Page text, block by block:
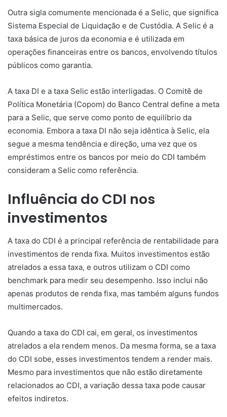
Outra sigla comumente mencionada é a Selic, que significa
Sistema Especial de Liquidação e de Custódia. A Selic é a
taxa básica de juros da economia e é utilizada em
operações financeiras entre os bancos, envolvendo títulos
públicos como garantia.
A taxa DI e a taxa Selic estão interligadas. O Comitê de
Política Monetária (Copom) do Banco Central define a meta
para a Selic, que serve como ponto de equilíbrio da
economia. Embora a taxa DI não seja idêntica à Selic, ela
segue a mesma tendência e direção, uma vez que os
empréstimos entre os bancos por meio do CDI também
consideram a Selic como referência.
Influência do CDI nos
investimentos
A taxa do CDI é a principal referência de rentabilidade para
investimentos de renda fixa. Muitos investimentos estão
atrelados a essa taxa, e outros utilizam o CDI como
benchmark para medir seu desempenho. Isso inclui não
apenas produtos de renda fixa, mas também alguns fundos
multimercados.
Quando a taxa do CDI cai, em geral, os investimentos
atrelados a ela rendem menos. Da mesma forma, se a taxa
do CDI sobe, esses investimentos tendem a render mais.
Mesmo para investimentos que não estão diretamente
relacionados ao CDI, a variação dessa taxa pode causar
efeitos indiretos.